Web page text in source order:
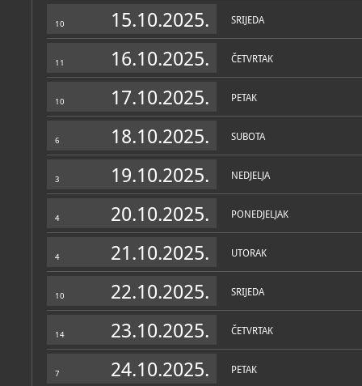
10 15.10.2025. SRIJEDA
11 16.10.2025. ČETVRTAK
10 17.10.2025. PETAK
6 18.10.2025. SUBOTA
3 19.10.2025. NEDJELJA
4 20.10.2025. PONEDJELJAK
4 21.10.2025. UTORAK
10 22.10.2025. SRIJEDA
14 23.10.2025. ČETVRTAK
7 24.10.2025. PETAK